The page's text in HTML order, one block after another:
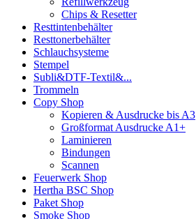
Chips & Resetter
Resttintenbehälter
Resttonerbehälter
Schlauchsysteme
Stempel
Subli&DTF-Textil&...
Trommeln
Copy Shop
Kopieren & Ausdrucke bis A3
Großformat Ausdrucke A1+
Laminieren
Bindungen
Scannen
Feuerwerk Shop
Hertha BSC Shop
Paket Shop
Smoke Shop